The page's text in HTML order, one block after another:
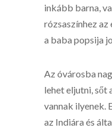
inkább barna,
rózsaszínhez az
a baba popsija
Az óvárosba
lehet eljutni,
vannak ilyenek.
az Indiára és